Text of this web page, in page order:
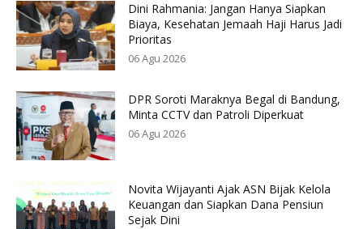
Dini Rahmania: Jangan Hanya Siapkan
Biaya, Kesehatan Jemaah Haji Harus Jadi
Prioritas
06 Agu 2026
DPR Soroti Maraknya Begal di Bandung,
Minta CCTV dan Patroli Diperkuat
06 Agu 2026
Novita Wijayanti Ajak ASN Bijak Kelola
Keuangan dan Siapkan Dana Pensiun
Sejak Dini